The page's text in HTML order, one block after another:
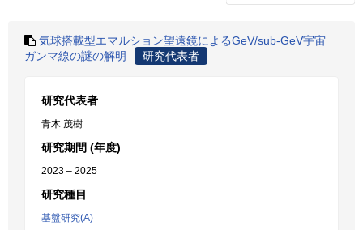
気球搭載型エマルション望遠鏡によるGeV/sub-GeV宇宙
ガンマ線の謎の解明
研究代表者
研究代表者
青木 茂樹
研究期間 (年度)
2023 – 2025
研究種目
基盤研究(A)